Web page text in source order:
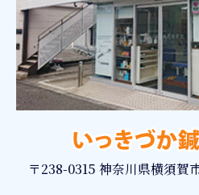
〒238-0315 神奈川県横須賀